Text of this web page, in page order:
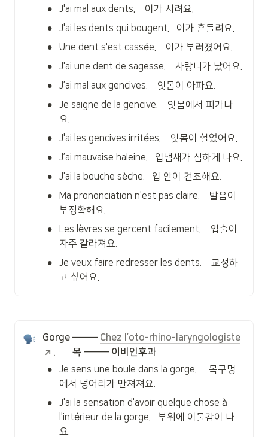
• J'ai mal aux dents.    이가 시려요.
• J'ai les dents qui bougent.   이가 흔들려요.
• Une dent s'est cassée.    이가 부러졌어요.
• J'ai une dent de sagesse.    사랑니가 났어요.
• J’ai mal aux gencives.    잇몸이 아파요.
•
Je saigne de la gencive.    잇몸에서 피가나
요.
• J'ai les gencives irritées.    잇몸이 헐었어요.
• J’ai mauvaise haleine.   입냄새가 심하게 나요.
• J'ai la bouche sèche.   입 안이 건조해요.
•
Ma prononciation n'est pas claire.    발음이
부정확해요.
•
Les lèvres se gercent facilement.    입술이
자주 갈라져요.
•
Je veux faire redresser les dents.    교정하
고 싶어요.
Gorge ——— Chez l’oto-rhino-laryngologiste
.       목 ——— 이비인후과
•
Je sens une boule dans la gorge.     목구멍
에서 덩어리가 만져져요.
•
J'ai la sensation d'avoir quelque chose à
l'intérieur de la gorge.   부위에 이물감이 나
요.